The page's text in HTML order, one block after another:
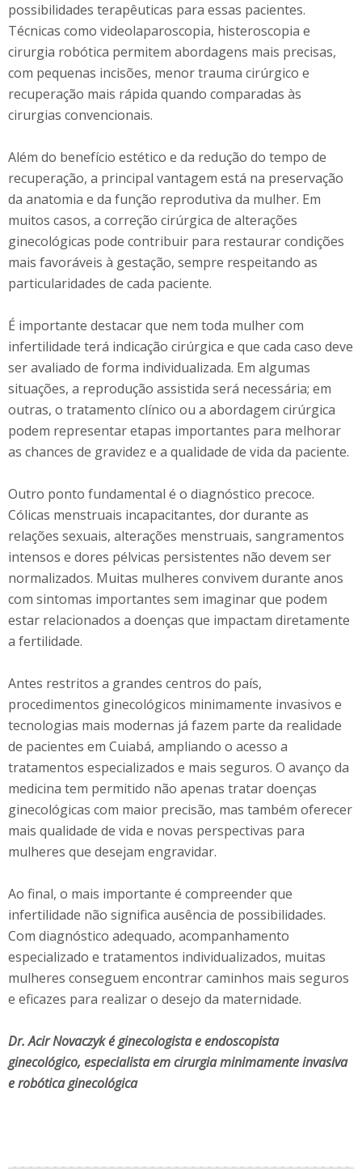
possibilidades terapêuticas para essas pacientes.
Técnicas como videolaparoscopia, histeroscopia e
cirurgia robótica permitem abordagens mais precisas,
com pequenas incisões, menor trauma cirúrgico e
recuperação mais rápida quando comparadas às
cirurgias convencionais.
Além do benefício estético e da redução do tempo de
recuperação, a principal vantagem está na preservação
da anatomia e da função reprodutiva da mulher. Em
muitos casos, a correção cirúrgica de alterações
ginecológicas pode contribuir para restaurar condições
mais favoráveis à gestação, sempre respeitando as
particularidades de cada paciente.
É importante destacar que nem toda mulher com
infertilidade terá indicação cirúrgica e que cada caso deve
ser avaliado de forma individualizada. Em algumas
situações, a reprodução assistida será necessária; em
outras, o tratamento clínico ou a abordagem cirúrgica
podem representar etapas importantes para melhorar
as chances de gravidez e a qualidade de vida da paciente.
Outro ponto fundamental é o diagnóstico precoce.
Cólicas menstruais incapacitantes, dor durante as
relações sexuais, alterações menstruais, sangramentos
intensos e dores pélvicas persistentes não devem ser
normalizados. Muitas mulheres convivem durante anos
com sintomas importantes sem imaginar que podem
estar relacionados a doenças que impactam diretamente
a fertilidade.
Antes restritos a grandes centros do país,
procedimentos ginecológicos minimamente invasivos e
tecnologias mais modernas já fazem parte da realidade
de pacientes em Cuiabá, ampliando o acesso a
tratamentos especializados e mais seguros. O avanço da
medicina tem permitido não apenas tratar doenças
ginecológicas com maior precisão, mas também oferecer
mais qualidade de vida e novas perspectivas para
mulheres que desejam engravidar.
Ao final, o mais importante é compreender que
infertilidade não significa ausência de possibilidades.
Com diagnóstico adequado, acompanhamento
especializado e tratamentos individualizados, muitas
mulheres conseguem encontrar caminhos mais seguros
e eficazes para realizar o desejo da maternidade.
Dr. Acir Novaczyk é ginecologista e endoscopista
ginecológico, especialista em cirurgia minimamente invasiva
e robótica ginecológica